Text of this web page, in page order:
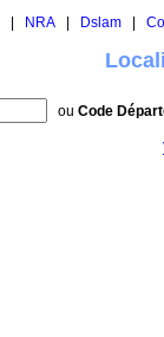
NRA Dslam
ou Code